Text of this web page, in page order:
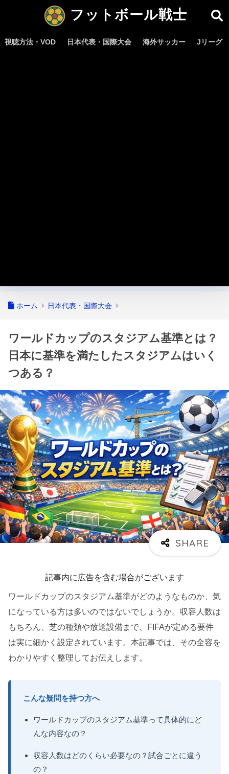
フットボール戦士
視聴方法・VOD 日本代表・国際大会 海外サッカー Jリーグ
ホーム 日本代表・国際大会
ワールドカップのスタジアム基準とは？
日本に基準を満たしたスタジアムはいく
つある？
記事内に広告を含む場合がございます
ワールドカップのスタジアム基準がどのようなものか、気
になっている方は多いのではないでしょうか。収容人数は
もちろん、芝の種類や放送設備まで、FIFAが定める要件
は実に細かく設定されています。本記事では、その全容を
わかりやすく整理してお伝えします。
こんな疑問を持つ方へ
ワールドカップのスタジアム基準って具体的にど
んな内容なの？
収容人数はどのくらい必要なの？試合ごとに違う
の？